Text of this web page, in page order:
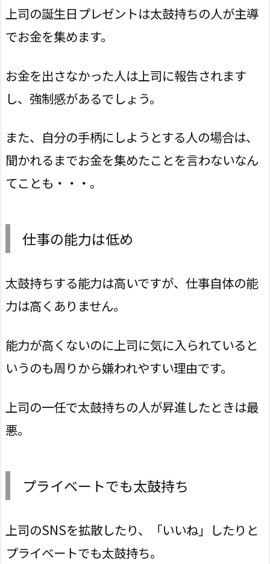
上司の誕生日プレゼントは太鼓持ちの人が主導
でお金を集めます。
お金を出さなかった人は上司に報告されます
し、強制感があるでしょう。
また、自分の手柄にしようとする人の場合は、
聞かれるまでお金を集めたことを言わないなん
てことも・・・。
仕事の能力は低め
太鼓持ちする能力は高いですが、仕事自体の能
力は高くありません。
能力が高くないのに上司に気に入られていると
いうのも周りから嫌われやすい理由です。
上司の一任で太鼓持ちの人が昇進したときは最
悪。
プライベートでも太鼓持ち
上司のSNSを拡散したり、「いいね」したりと
プライベートでも太鼓持ち。